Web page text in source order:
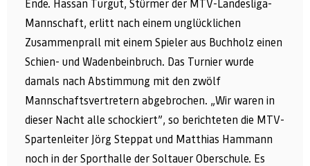
Ende. Hassan Turgut, Stürmer der MTV-Landesliga-
Mannschaft, erlitt nach einem unglücklichen
Zusammenprall mit einem Spieler aus Buchholz einen
Schien- und Wadenbeinbruch. Das Turnier wurde
damals nach Abstimmung mit den zwölf
Mannschaftsvertretern abgebrochen. „Wir waren in
dieser Nacht alle schockiert”, so berichteten die MTV-
Spartenleiter Jörg Steppat und Matthias Hammann
noch in der Sporthalle der Soltauer Oberschule. Es